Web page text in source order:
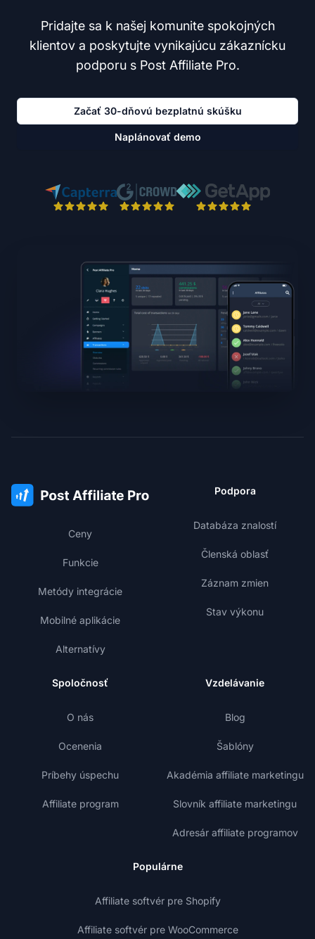
Pridajte sa k našej komunite spokojných
klientov a poskytujte vynikajúcu zákaznícku
podporu s Post Affiliate Pro.
Začať 30-dňovú bezplatnú skúšku
Naplánovať demo
Ceny
Funkcie
Metódy integrácie
Mobilné aplikácie
Alternatívy
Podpora
Databáza znalostí
Členská oblasť
Záznam zmien
Stav výkonu
Spoločnosť
O nás
Ocenenia
Príbehy úspechu
Affiliate program
Vzdelávanie
Blog
Šablóny
Akadémia affiliate marketingu
Slovník affiliate marketingu
Adresár affiliate programov
Populárne
Affiliate softvér pre Shopify
Affiliate softvér pre WooCommerce